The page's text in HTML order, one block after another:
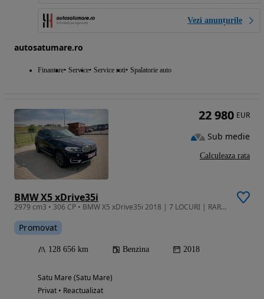
Vezi anunțurile
autosatumare.ro
Finantare Service Service roti Spalatorie auto
BMW X5 xDrive35i
2979 cm3 • 306 CP • BMW X5 xDrive35i 2018 | 7 LOCURI | RAR Efectuat | Revizie totatala
Promovat
128 656 km Benzina 2018
Satu Mare (Satu Mare)
Privat • Reactualizat
22 980 EUR
Sub medie
Calculeaza rata